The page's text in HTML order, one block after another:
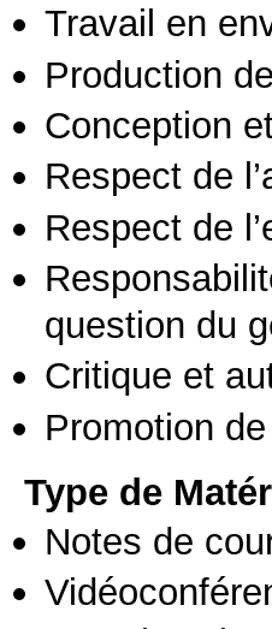
Travail en
Production
Conception
Respect de
Respect de
question du
Critique et
Promotion
Type de
Notes de